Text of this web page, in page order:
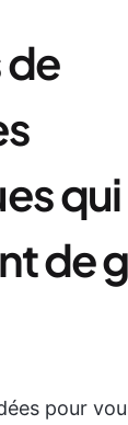
de
qui
de
pour